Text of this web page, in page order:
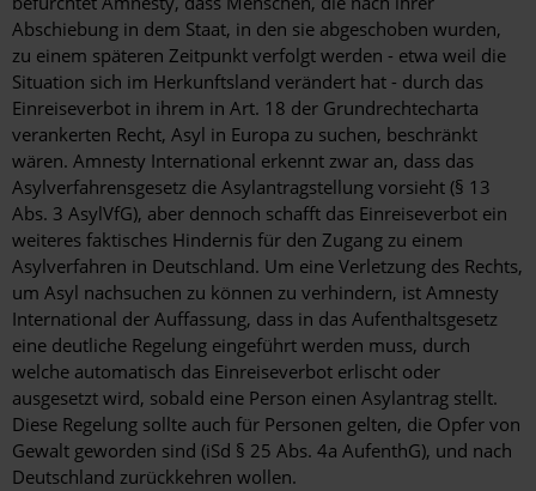
Abschiebung in dem Staat, in den sie abgeschoben wurden,
zu einem späteren Zeitpunkt verfolgt werden - etwa weil die
Situation sich im Herkunftsland verändert hat - durch das
Einreiseverbot in ihrem in Art. 18 der Grundrechtecharta
verankerten Recht, Asyl in Europa zu suchen, beschränkt
wären. Amnesty International erkennt zwar an, dass das
Asylverfahrensgesetz die Asylantragstellung vorsieht (§ 13
Abs. 3 AsylVfG), aber dennoch schafft das Einreiseverbot ein
weiteres faktisches Hindernis für den Zugang zu einem
Asylverfahren in Deutschland. Um eine Verletzung des Rechts,
um Asyl nachsuchen zu können zu verhindern, ist Amnesty
International der Auffassung, dass in das Aufenthaltsgesetz
eine deutliche Regelung eingeführt werden muss, durch
welche automatisch das Einreiseverbot erlischt oder
ausgesetzt wird, sobald eine Person einen Asylantrag stellt.
Diese Regelung sollte auch für Personen gelten, die Opfer von
Gewalt geworden sind (iSd § 25 Abs. 4a AufenthG), und nach
Deutschland zurückkehren wollen.